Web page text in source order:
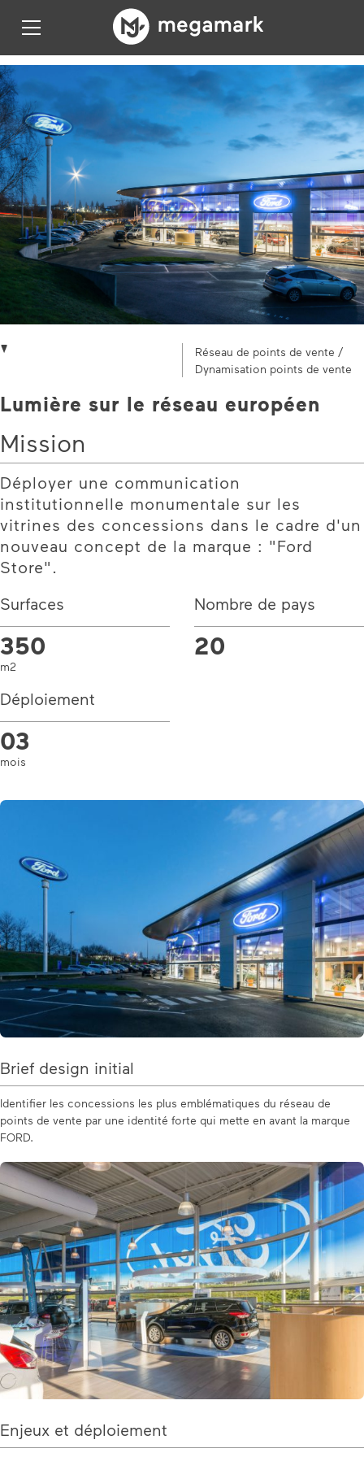
Réseau de points de vente /
Dynamisation points de vente
Lumière sur le réseau européen
Mission
Déployer une communication
institutionnelle monumentale sur les
vitrines des concessions dans le cadre d'un
nouveau concept de la marque : "Ford
Store".
Surfaces
350
m2
Nombre de pays
20
Déploiement
03
mois
Brief design initial
Identifier les concessions les plus emblématiques du réseau de
points de vente par une identité forte qui mette en avant la marque
FORD.
Enjeux et déploiement